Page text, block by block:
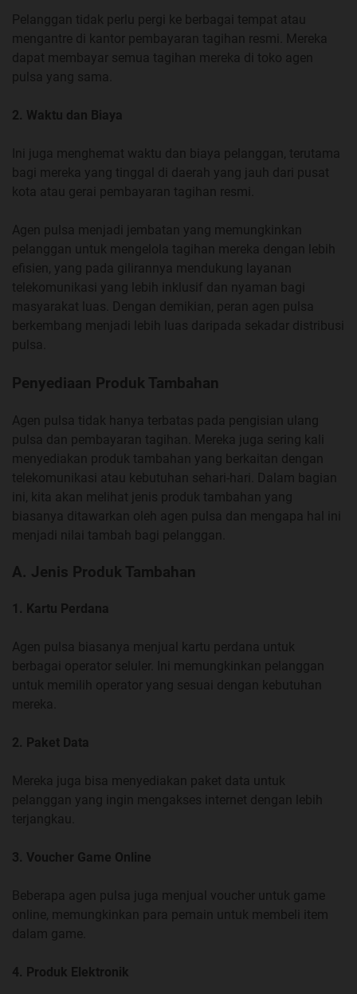
Pelanggan tidak perlu pergi ke berbagai tempat atau
mengantre di kantor pembayaran tagihan resmi. Mereka
dapat membayar semua tagihan mereka di toko agen
pulsa yang sama.
2. Waktu dan Biaya
Ini juga menghemat waktu dan biaya pelanggan, terutama
bagi mereka yang tinggal di daerah yang jauh dari pusat
kota atau gerai pembayaran tagihan resmi.
Agen pulsa menjadi jembatan yang memungkinkan
pelanggan untuk mengelola tagihan mereka dengan lebih
efisien, yang pada gilirannya mendukung layanan
telekomunikasi yang lebih inklusif dan nyaman bagi
masyarakat luas. Dengan demikian, peran agen pulsa
berkembang menjadi lebih luas daripada sekadar distribusi
pulsa.
Penyediaan Produk Tambahan
Agen pulsa tidak hanya terbatas pada pengisian ulang
pulsa dan pembayaran tagihan. Mereka juga sering kali
menyediakan produk tambahan yang berkaitan dengan
telekomunikasi atau kebutuhan sehari-hari. Dalam bagian
ini, kita akan melihat jenis produk tambahan yang
biasanya ditawarkan oleh agen pulsa dan mengapa hal ini
menjadi nilai tambah bagi pelanggan.
A. Jenis Produk Tambahan
1. Kartu Perdana
Agen pulsa biasanya menjual kartu perdana untuk
berbagai operator seluler. Ini memungkinkan pelanggan
untuk memilih operator yang sesuai dengan kebutuhan
mereka.
2. Paket Data
Mereka juga bisa menyediakan paket data untuk
pelanggan yang ingin mengakses internet dengan lebih
terjangkau.
3. Voucher Game Online
Beberapa agen pulsa juga menjual voucher untuk game
online, memungkinkan para pemain untuk membeli item
dalam game.
4. Produk Elektronik